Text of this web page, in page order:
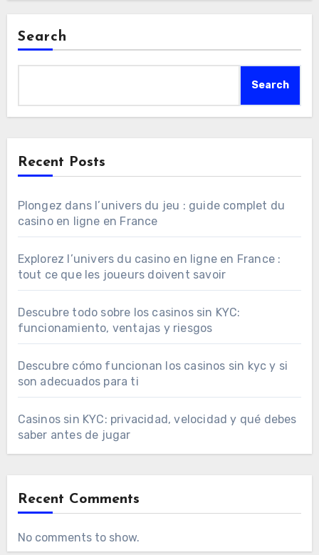
Search
Search
Recent Posts
Plongez dans l’univers du jeu : guide complet du
casino en ligne en France
Explorez l’univers du casino en ligne en France :
tout ce que les joueurs doivent savoir
Descubre todo sobre los casinos sin KYC:
funcionamiento, ventajas y riesgos
Descubre cómo funcionan los casinos sin kyc y si
son adecuados para ti
Casinos sin KYC: privacidad, velocidad y qué debes
saber antes de jugar
Recent Comments
No comments to show.